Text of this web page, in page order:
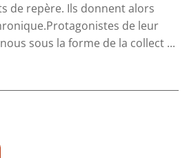
de repère. Ils donnent alors
de leur
sous la forme de la collect ...